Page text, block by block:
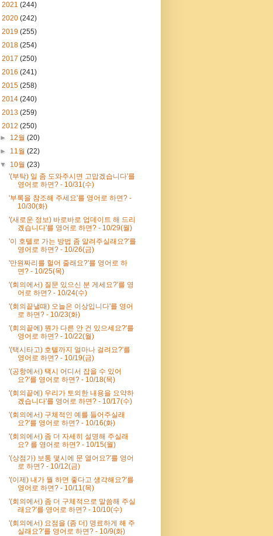
2021 (244)
2020 (242)
2019 (255)
2018 (254)
2017 (250)
2016 (241)
2015 (258)
2014 (240)
2013 (259)
2012 (250)
► 12월(20)
► 11월(22)
▼ 10월(23)
'(부탁) 일 좀 도와주시면 고맙겠습니다'를
영어로 하면? - 10/31(수)
'부록을 참조해 주세요'를 영어로 하면? -
10/30(화)
'(새로운 정보) 바로바로 업데이트 해 드리
겠습니다'를 영어로 하면? - 10/29(월)
'이 호텔로 가는 방법 좀 알려주실래요?'를
영어로 하면? - 10/26(금)
'만원짜리를 헐어 줄래요?'를 영어로 하
면? - 10/25(목)
'(회의에서) 질문 있으신 분 게세요?'를 영
어로 하면? - 10/24(수)
'(회의끝낼때) 오늘은 이상입니다'를 영어
로 하면? - 10/23(화)
'(회의끝에) 뭔가 다른 안 건 있으세요?'를
영어로 하면? - 10/22(월)
'(택시타고) 호텔까지 얼마나 걸려요?'를
영어로 하면? - 10/19(금)
'(공항에서) 택시 어디서 잡을 수 있어
요?'를 영어로 하면? - 10/18(목)
'(회의끝에) 우리가 토의한 내용을 요약하
겠습니다'를 영어로 하면? - 10/17(수)
'(회의에서) 구체적인 예를 들어주실래
요?'를 영어로 하면? - 10/16(화)
'(회의에서) 좀 더 자세히 설명해 주실래
요? 를 영어로 하면? - 10/15(월)
'(상점가) 보통 몇시에 문 열어요?'를 영어
로 하면? - 10/12(금)
'(이제) 내가 뭘 하면 좋다고 생각해요?'를
영어로 하면? - 10/11(목)
'(회의에서) 좀 더 구체적으로 말씀해 주실
래요?'를 영어로 하면? - 10/10(수)
'(회의에서) 요점을 (좀 더) 명료하게 해 주
실래요?'를 영어로 하면? - 10/9(화)